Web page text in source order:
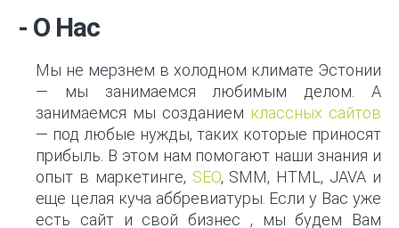
- О Нас
Мы не мерзнем в холодном климате Эстонии
— мы занимаемся любимым делом. А
занимаемся мы созданием классных сайтов
— под любые нужды, таких которые приносят
прибыль. В этом нам помогают наши знания и
опыт в маркетинге, SEO, SMM, HTML, JAVA и
еще целая куча аббревиатуры. Если у Вас уже
есть сайт и свой бизнес , мы будем Вам